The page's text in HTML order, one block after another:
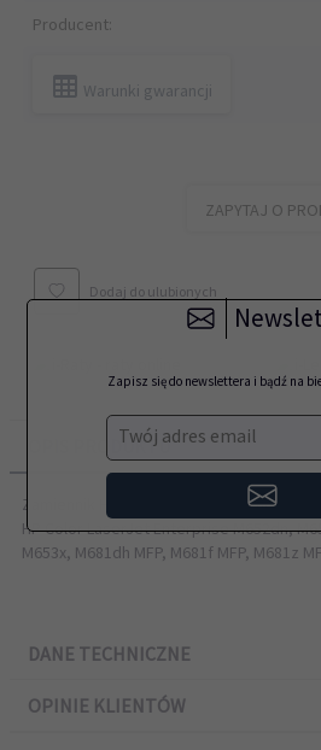
Producent:
Warunki gwarancji
ZAPYTAJ O
Dodaj do ulubionych
OPIS PRODUKTU
Zamiennik HP przeznaczony do modeli:
HP Color LaserJet Enterprise M652dn,
M653x, M681dh MFP, M681f MFP, M681z
DANE TECHNICZNE
OPINIE KLIENTÓW
Zapisz się do newslettera i bądź na
Twój adres email